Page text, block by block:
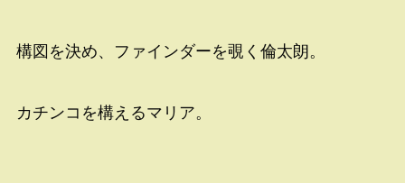
構図を決め、ファインダーを覗く倫太朗。
カチンコを構えるマリア。